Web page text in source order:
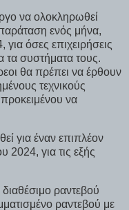
να ολοκληρωθεί
ενός μήνα,
όσες επιχειρήσεις
τα συστήματα τους.
θα πρέπει να έρθουν
τεχνικούς
να
για έναν επιπλέον
2024, για τις εξής
ραντεβού
ραντεβού με